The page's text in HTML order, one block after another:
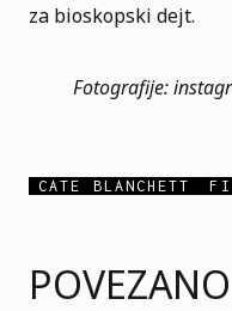
POVEZANO
za bioskopski dejt.
Fotografije:
CATE BLANCHETT